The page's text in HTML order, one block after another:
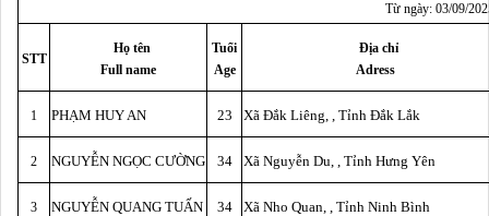
Từ ngày: 03/09/
STT
Họ tên
Full name
Tuổi
Age
Địa chỉ
Adress
1 PHẠM HUY AN 23 Xã Đắk Liêng, , Tỉnh Đắk Lắk
2 NGUYỄN NGỌC CƯỜNG 34 Xã Nguyễn Du, , Tỉnh Hưng Yên
3 NGUYỄN QUANG TUẤN 34 Xã Nho Quan, , Tỉnh Ninh Bình